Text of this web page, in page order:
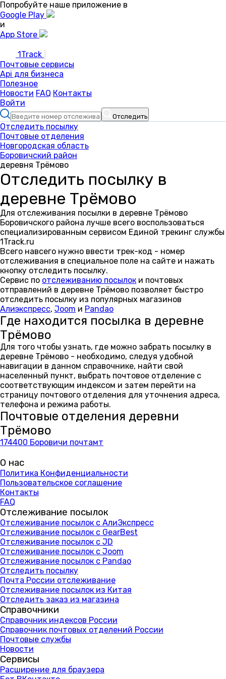
Попробуйте наше приложение в
Google Play
и
App Store
1Track
Почтовые сервисы
Api для бизнеса
Полезное
Новости FAQ Контакты
Войти
Отследить
Отследить посылку
Почтовые отделения
Новгородская область
Боровичский район
деревня Трёмово
Отследить посылку в
деревне Трёмово
Для отслеживания посылки в деревне Трёмово
Боровичского района лучше всего воспользоваться
специализированным сервисом Единой трекинг службы
1Track.ru
Всего навсего нужно ввести трек-код - номер
отслеживания в специальное поле на сайте и нажать
кнопку отследить посылку.
Сервис по отслеживанию посылок и почтовых
отправлений в деревне Трёмово позволяет быстро
отследить посылку из популярных магазинов
Алиэкспресс, Joom и Pandao
Где находится посылка в деревне
Трёмово
Для того чтобы узнать, где можно забрать посылку в
деревне Трёмово - необходимо, следуя удобной
навигации в данном справочнике, найти свой
населенный пункт, выбрать почтовое отделение с
соответствующим индексом и затем перейти на
страницу почтового отделения для уточнения адреса,
телефона и режима работы.
Почтовые отделения деревни
Трёмово
174400 Боровичи почтамт
О нас
Политика Конфиденциальности
Пользовательское соглашение
Контакты
FAQ
Отслеживание посылок
Отслеживание посылок с АлиЭкспресс
Отслеживание посылок с GearBest
Отслеживание посылок с JD
Отслеживание посылок с Joom
Отслеживание посылок с Pandao
Отследить посылку
Почта России отслеживание
Отслеживание посылок из Китая
Отследить заказ из магазина
Справочники
Справочник индексов России
Справочник почтовых отделений России
Почтовые службы
Новости
Сервисы
Расширение для браузера